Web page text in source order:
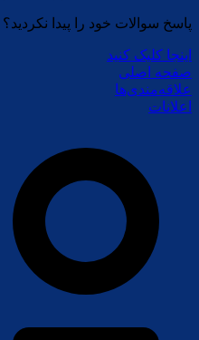
پاسخ سوالات خود را پیدا نکردید؟
اینجا کلیک کنید
صفحه اصلی
علاقه‌مندی‌ها
اعلانات